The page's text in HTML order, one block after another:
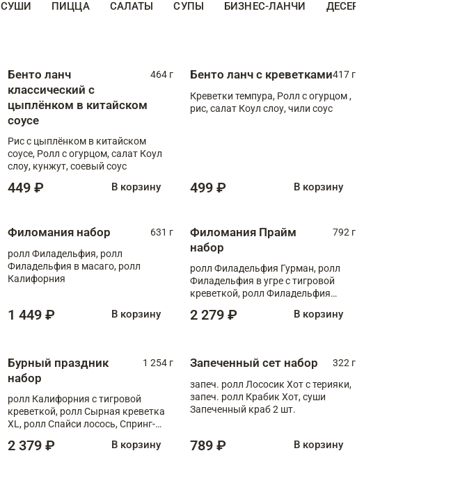
СУШИ ПИЦЦА САЛАТЫ СУПЫ БИЗНЕС-ЛАНЧИ ДЕСЕРТЫ
Бенто ланч
классический с
цыплёнком в китайском
соусе
464 г
Рис с цыплёнком в китайском
соусе, Ролл с огурцом, салат Коул
слоу, кунжут, соевый соус
449 ₽ В корзину
Бенто ланч с креветками417 г
Креветки темпура, Ролл с огурцом ,
рис, салат Коул слоу, чили соус
499 ₽ В корзину
Филомания набор
631 г
ролл Филадельфия, ролл
Филадельфия в масаго, ролл
Калифорния
1 449 ₽ В корзину
Филомания Прайм
набор
792 г
ролл Филадельфия Гурман, ролл
Филадельфия в угре с тигровой
креветкой, ролл Филадельфия
2 279 ₽ В корзину
Бурный праздник
набор
1 254 г
ролл Калифорния с тигровой
креветкой, ролл Сырная креветка
XL, ролл Спайси лосось, Спринг-
Медовая креветка
2 379 ₽ В корзину
Запеченный сет набор
322 г
запеч. ролл Лососик Хот с терияки,
запеч. ролл Крабик Хот, суши
Запеченный краб 2 шт.
789 ₽ В корзину